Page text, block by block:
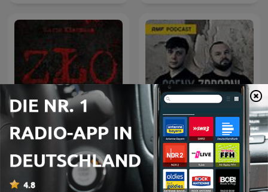
ZŁO - Zbrodnia Łowca
Ofiara
Sceny zbrodni